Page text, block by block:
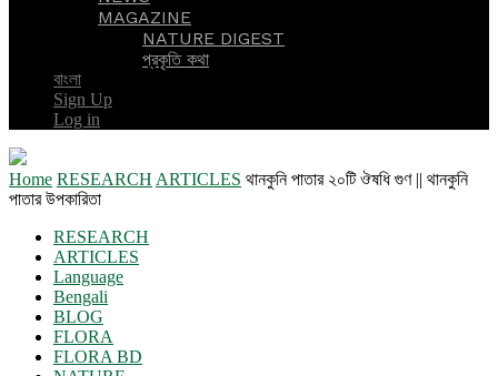
MAGAZINE
NATURE DIGEST
প্রকৃতি কথা
বাংলা
Sign Up
Log in
Home RESEARCH ARTICLES থানকুনি পাতার ২০টি ঔষধি গুণ || থানকুনি
পাতার উপকারিতা
RESEARCH
ARTICLES
Language
Bengali
BLOG
FLORA
FLORA BD